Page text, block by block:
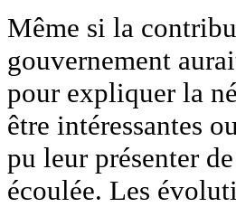
Même si la
gouvernement
pour expliquer la
être intéressantes
pu leur présenter
écoulée. Les